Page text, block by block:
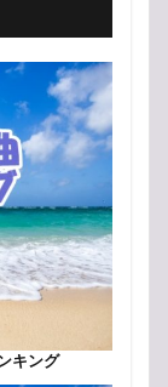
キング